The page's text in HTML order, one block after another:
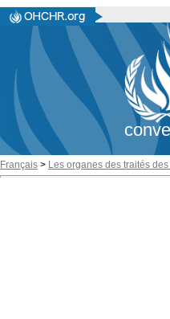
Français > Les organes des traités